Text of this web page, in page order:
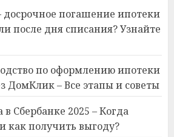
досрочное погашение ипотеки
после дня списания? Узнайте
по оформлению ипотеки
ДомКлик – Все этапы и советы
в Сбербанке 2025 – Когда
как получить выгоду?